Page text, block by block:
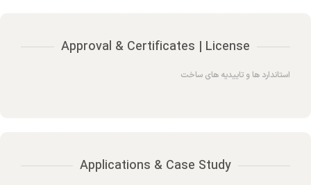
Approval & Certificates | License
استاندارد ها و تاییدیه های ساخت
Applications & Case Study